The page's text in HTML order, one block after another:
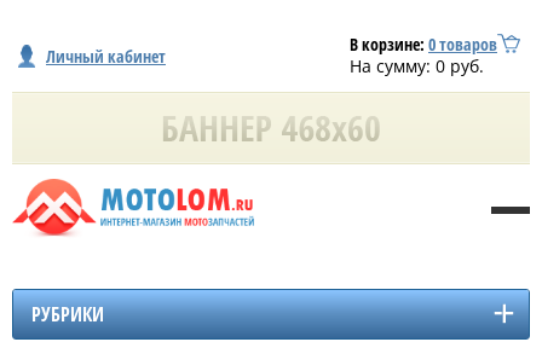
Личный кабинет В корзине: 0товаров
На сумму: 0 руб.
РУБРИКИ